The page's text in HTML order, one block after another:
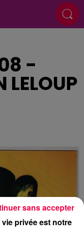
-
LELOUP
privée est notre
sans accepter